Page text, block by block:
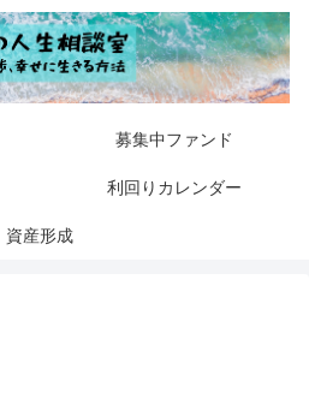
募集中ファンド
利回りカレンダー
資産形成